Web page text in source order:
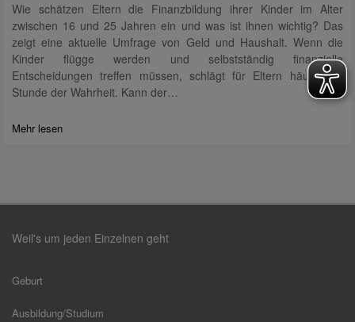
Wie schätzen Eltern die Finanzbildung ihrer Kinder im Alter
zwischen 16 und 25 Jahren ein und was ist ihnen wichtig? Das
zeigt eine aktuelle Umfrage von Geld und Haushalt. Wenn die
Kinder flügge werden und selbstständig finanzielle
Entscheidungen treffen müssen, schlägt für Eltern häufig die
Stunde der Wahrheit. Kann der…
Mehr lesen
Weil's um jeden Einzelnen geht
Geburt
Ausbildung/Studium